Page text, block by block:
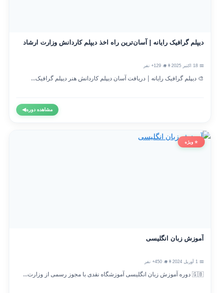
دیپلم گرافیک رایانه | آسان‌ترین راه اخذ دیپلم کاردانش وزارت ارشاد
👨‍🎓 129+ نفر
🎨 دیپلم گرافیک رایانه | دریافت آسان دیپلم کاردانش هنر دیپلم گرافیک...
مشاهده دوره◀
⭐ ویژه
آموزش زبان انگلیسی
👨‍🎓 450+ نفر
🇬🇧 دوره آموزش زبان انگلیسی آموزشگاه نقدی با مجوز رسمی از وزارت...